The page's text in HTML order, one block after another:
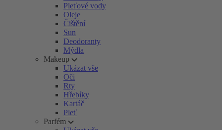
Pleťové vody
Oleje
Čištění
Sun
Deodoranty
Mýdla
Makeup
Ukázat vše
Oči
Rty
Hřebíky
Kartáč
Pleť
Parfém